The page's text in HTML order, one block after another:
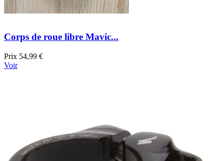
Corps de roue libre Mavic...
Prix 54,99 €
Voir